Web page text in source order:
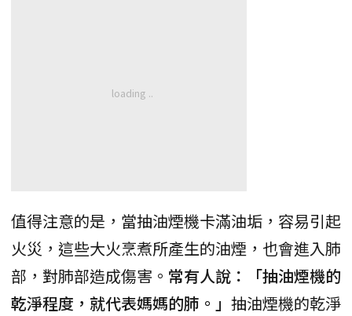
值得注意的是，當抽油煙機卡滿油垢，容易引起
火災，這些大火烹煮所產生的油煙，也會進入肺
部，對肺部造成傷害。 常有人說：「抽油煙機的
乾淨程度，就代表媽媽的肺。」 抽油煙機的乾淨